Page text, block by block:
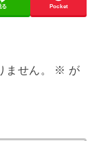
る Pocket
せん。 ※ が